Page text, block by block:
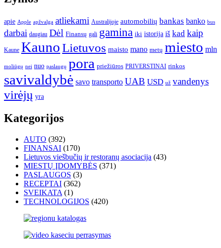
apie Apple apžvalga atliekami Australijoje automobilių bankas banko bus
darbai daugiau Dėl Finansų gali gamina iki istorija iš kad kaip
Kaune KaunoLietuvos maisto mano metų miesto mln
moliūgų nei nuo paslaugų pora priežiūros PRIVERSTINAI rinkos
savivaldybė savo transporto UAB USD už vandenys
virėjų yra
Kategorijos
AUTO (392)
FINANSAI (170)
Lietuvos viešbučių ir restoranų asociacija (43)
MIESTŲ ĮDOMYBĖS (371)
PASLAUGOS (3)
RECEPTAI (362)
SVEIKATA (1)
TECHNOLOGIJOS (420)